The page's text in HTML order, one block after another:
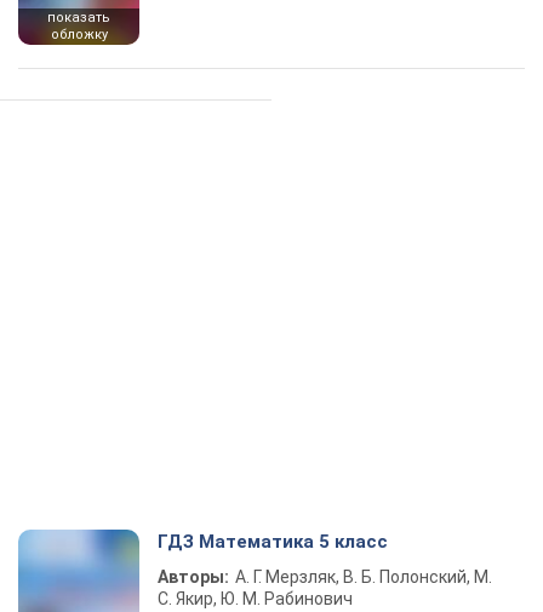
показать
обложку
ГДЗ Математика 5 класс
Авторы: А. Г. Мерзляк, В. Б. Полонский, М.
С. Якир, Ю. М. Рабинович